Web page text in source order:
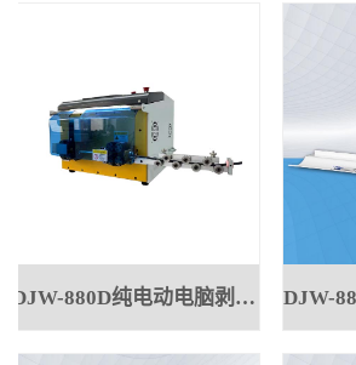
DJW-880D纯电动电脑剥线机6-50方